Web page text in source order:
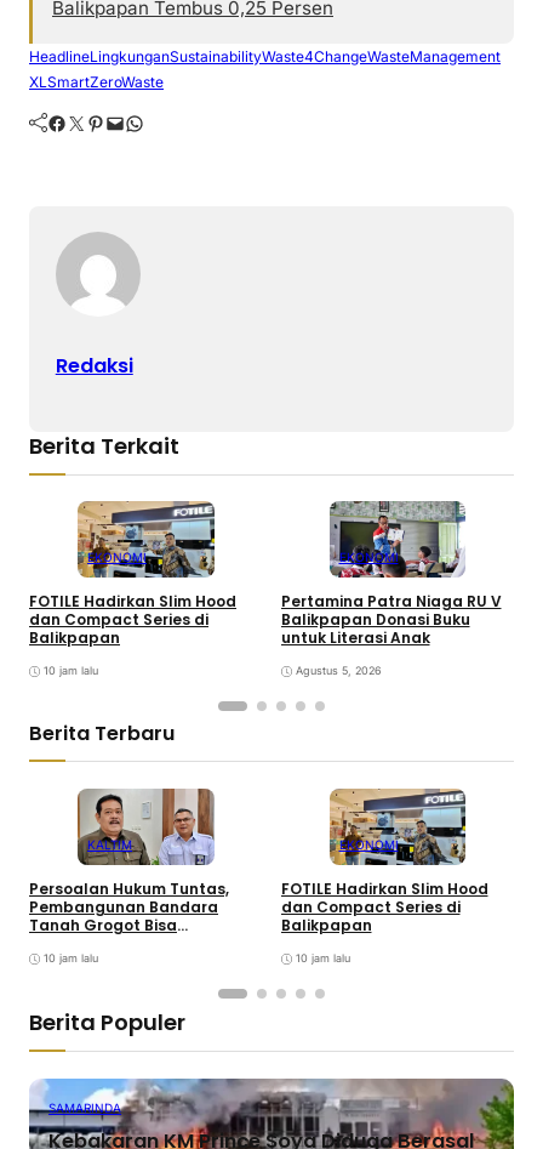
Balikpapan Tembus 0,25 Persen
HeadlineLingkunganSustainabilityWaste4ChangeWasteManagement
XLSmartZeroWaste
Facebook Twitter Pinterest Mail WhatsApp
Redaksi
Berita Terkait
EKONOMI
FOTILE Hadirkan Slim Hood
dan Compact Series di
Balikpapan
10 jam lalu
EKONOMI
Pertamina Patra Niaga RU V
Balikpapan Donasi Buku
untuk Literasi Anak
Agustus 5, 2026
Berita Terbaru
KALTIM
Persoalan Hukum Tuntas,
Pembangunan Bandara
Tanah Grogot Bisa
10 jam lalu
EKONOMI
FOTILE Hadirkan Slim Hood
dan Compact Series di
Balikpapan
10 jam lalu
Berita Populer
SAMARINDA
Kebakaran KM Prince Soya Diduga Berasal